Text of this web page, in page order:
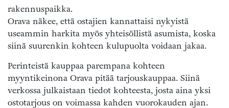
rakennuspaikka.
Orava näkee, että ostajien kannattaisi nykyistä
useammin harkita myös yhteisöllistä asumista, koska
siinä suurenkin kohteen kulupuolta voidaan jakaa.
Perinteistä kauppaa parempana kohteen
myyntikeinona Orava pitää tarjouskauppaa. Siinä
verkossa julkaistaan tiedot kohteesta, josta aina yksi
ostotarjous on voimassa kahden vuorokauden ajan.